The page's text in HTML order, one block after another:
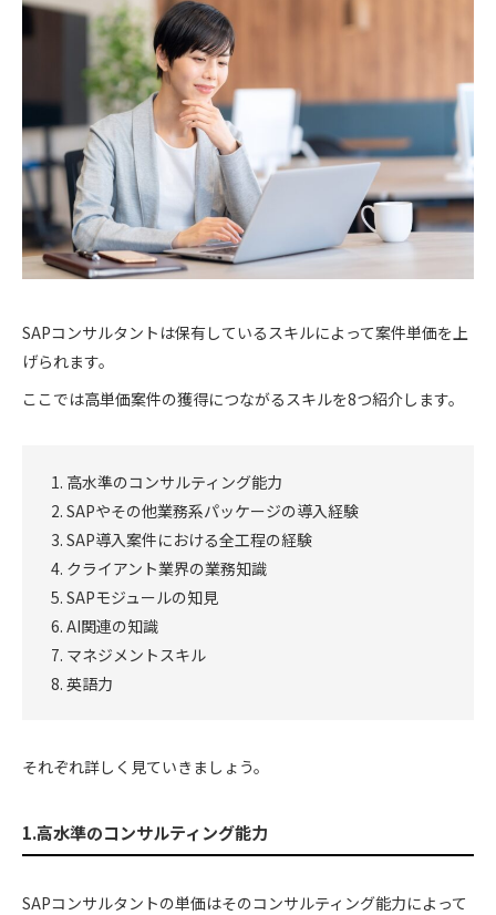
SAPコンサルタントは保有しているスキルによって案件単価を上
げられます。
ここでは高単価案件の獲得につながるスキルを8つ紹介します。
高水準のコンサルティング能力
SAPやその他業務系パッケージの導入経験
SAP導入案件における全工程の経験
クライアント業界の業務知識
SAPモジュールの知見
AI関連の知識
マネジメントスキル
英語力
それぞれ詳しく見ていきましょう。
1.高水準のコンサルティング能力
SAPコンサルタントの単価はそのコンサルティング能力によって